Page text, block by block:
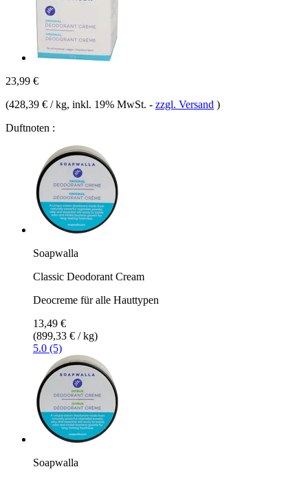
23,99 €
(428,39 € / kg, inkl. 19% MwSt. - zzgl. Versand )
Duftnoten :
Soapwalla
Classic Deodorant Cream
Deocreme für alle Hauttypen
13,49 €
(899,33 € / kg)
5.0 (5)
Soapwalla